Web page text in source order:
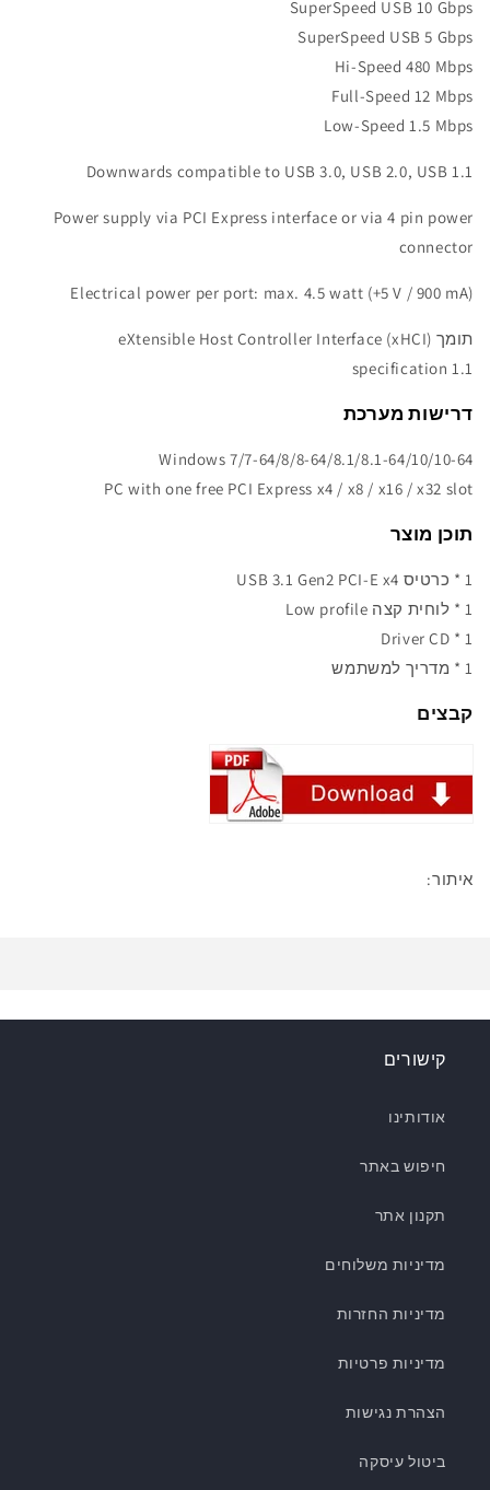
SuperSpeed USB 10 Gbps
SuperSpeed USB 5 Gbps
Hi-Speed 480 Mbps
Full-Speed 12 Mbps
Low-Speed 1.5 Mbps
Downwards compatible to USB 3.0, USB 2.0, USB 1.1
Power supply via PCI Express interface or via 4 pin power
connector
Electrical power per port: max. 4.5 watt (+5 V / 900 mA)
תומך eXtensible Host Controller Interface (xHCI)
specification 1.1
דרישות מערכת
Windows 7/7-64/8/8-64/8.1/8.1-64/10/10-64
PC with one free PCI Express x4 / x8 / x16 / x32 slot
תוכן מוצר
1 * כרטיס USB 3.1 Gen2 PCI-E x4
1 * לוחית קצה Low profile
1 * Driver CD
1 * מדריך למשתמש
קבצים
איתור:
קישורים
אודותינו
חיפוש באתר
תקנון אתר
מדיניות משלוחים
מדיניות החזרות
מדיניות פרטיות
הצהרת נגישות
ביטול עיסקה